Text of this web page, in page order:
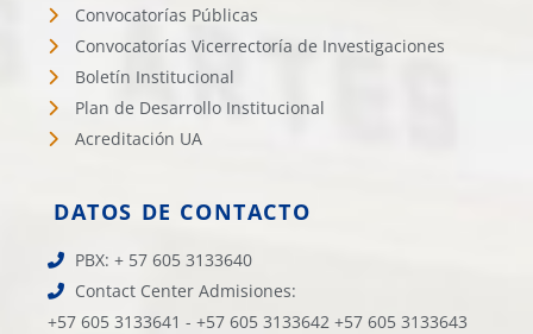
Convocatorías Públicas
Convocatorías Vicerrectoría de Investigaciones
Boletín Institucional
Plan de Desarrollo Institucional
Acreditación UA
DATOS DE CONTACTO
PBX: + 57 605 3133640
Contact Center Admisiones:
+57 605 3133641 - +57 605 3133642 +57 605 3133643